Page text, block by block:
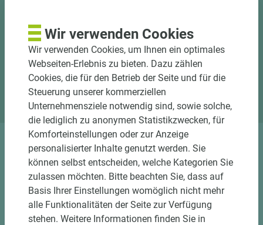
unser Know-How für Trends, Farben und Räume.
Jetzt Termin vereinbaren
Standort Marsberg
Wir verwenden Cookies
Wir verwenden Cookies, um Ihnen ein optimales
Webseiten-Erlebnis zu bieten. Dazu zählen
Cookies, die für den Betrieb der Seite und für die
Steuerung unserer kommerziellen
Unternehmensziele notwendig sind, sowie solche,
die lediglich zu anonymen Statistikzwecken, für
Komforteinstellungen oder zur Anzeige
personalisierter Inhalte genutzt werden. Sie
können selbst entscheiden, welche Kategorien Sie
zulassen möchten. Bitte beachten Sie, dass auf
Basis Ihrer Einstellungen womöglich nicht mehr
alle Funktionalitäten der Seite zur Verfügung
stehen. Weitere Informationen finden Sie in